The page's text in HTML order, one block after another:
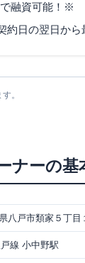
融資可能！※
日の翌日から
。
ナーの基
八戸市類家５丁目
線 小中野駅